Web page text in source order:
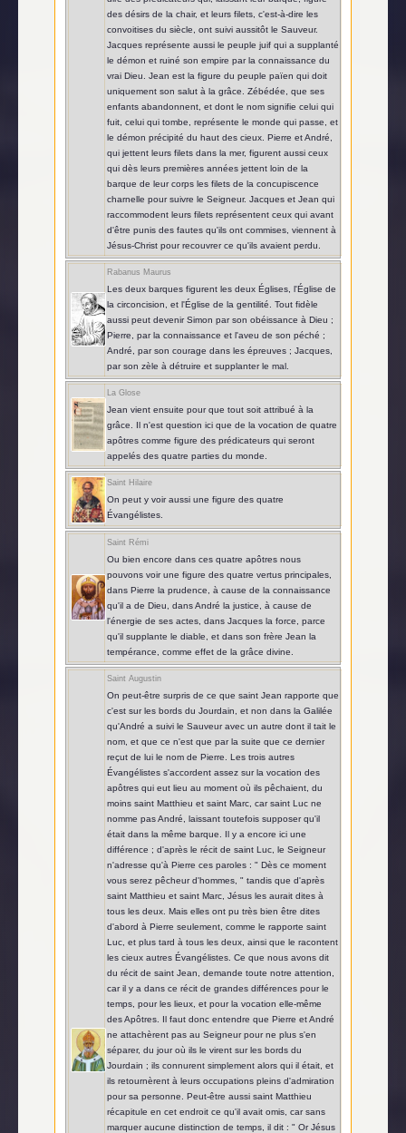
des désirs de la chair, et leurs filets, c'est-à-dire les
convoitises du siècle, ont suivi aussitôt le Sauveur.
Jacques représente aussi le peuple juif qui a supplanté
le démon et ruiné son empire par la connaissance du
vrai Dieu. Jean est la figure du peuple païen qui doit
uniquement son salut à la grâce. Zébédée, que ses
enfants abandonnent, et dont le nom signifie celui qui
fuit, celui qui tombe, représente le monde qui passe, et
le démon précipité du haut des cieux. Pierre et André,
qui jettent leurs filets dans la mer, figurent aussi ceux
qui dès leurs premières années jettent loin de la
barque de leur corps les filets de la concupiscence
charnelle pour suivre le Seigneur. Jacques et Jean qui
raccommodent leurs filets représentent ceux qui avant
d'être punis des fautes qu'ils ont commises, viennent à
Jésus-Christ pour recouvrer ce qu'ils avaient perdu.
Rabanus Maurus
Les deux barques figurent les deux Églises, l'Église de
la circoncision, et l'Église de la gentilité. Tout fidèle
aussi peut devenir Simon par son obéissance à Dieu ;
Pierre, par la connaissance et l'aveu de son péché ;
André, par son courage dans les épreuves ; Jacques,
par son zèle à détruire et supplanter le mal.
La Glose
Jean vient ensuite pour que tout soit attribué à la
grâce. Il n'est question ici que de la vocation de quatre
apôtres comme figure des prédicateurs qui seront
appelés des quatre parties du monde.
Saint Hilaire
On peut y voir aussi une figure des quatre
Évangélistes.
Saint Rémi
Ou bien encore dans ces quatre apôtres nous
pouvons voir une figure des quatre vertus principales,
dans Pierre la prudence, à cause de la connaissance
qu'il a de Dieu, dans André la justice, à cause de
l'énergie de ses actes, dans Jacques la force, parce
qu'il supplante le diable, et dans son frère Jean la
tempérance, comme effet de la grâce divine.
Saint Augustin
On peut-être surpris de ce que saint Jean rapporte que
c'est sur les bords du Jourdain, et non dans la Galilée
qu'André a suivi le Sauveur avec un autre dont il tait le
nom, et que ce n'est que par la suite que ce dernier
reçut de lui le nom de Pierre. Les trois autres
Évangélistes s'accordent assez sur la vocation des
apôtres qui eut lieu au moment où ils pêchaient, du
moins saint Matthieu et saint Marc, car saint Luc ne
nomme pas André, laissant toutefois supposer qu'il
était dans la même barque. Il y a encore ici une
différence ; d'après le récit de saint Luc, le Seigneur
n'adresse qu'à Pierre ces paroles : " Dès ce moment
vous serez pêcheur d'hommes, " tandis que d'après
saint Matthieu et saint Marc, Jésus les aurait dites à
tous les deux. Mais elles ont pu très bien être dites
d'abord à Pierre seulement, comme le rapporte saint
Luc, et plus tard à tous les deux, ainsi que le racontent
les cieux autres Évangélistes. Ce que nous avons dit
du récit de saint Jean, demande toute notre attention,
car il y a dans ce récit de grandes différences pour le
temps, pour les lieux, et pour la vocation elle-même
des Apôtres. Il faut donc entendre que Pierre et André
ne attachèrent pas au Seigneur pour ne plus s'en
séparer, du jour où ils le virent sur les bords du
Jourdain ; ils connurent simplement alors qui il était, et
ils retournèrent à leurs occupations pleins d'admiration
pour sa personne. Peut-être aussi saint Matthieu
récapitule en cet endroit ce qu'il avait omis, car sans
marquer aucune distinction de temps, il dit : " Or Jésus